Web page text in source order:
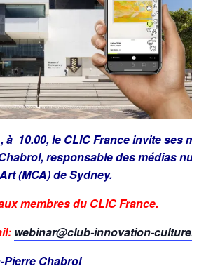
à 10.00, le CLIC France invite ses
responsable des médias
(MCA) de Sydney.
membres du CLIC France.
webinar@club-innovation-culture.fr
Chabrol